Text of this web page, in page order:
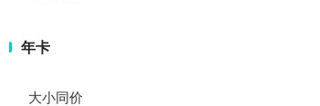
年卡
大小同价